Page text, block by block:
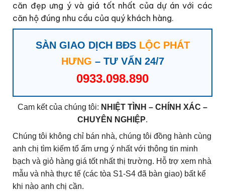
căn đẹp ưng ý và giá tốt nhất của dự án với các
căn hộ đúng nhu cầu của quý khách hàng.
SÀN GIAO DỊCH BĐS LỘC PHÁT
HƯNG – TƯ VẤN 24/7
0933.098.890
Cam kết của chúng tôi: NHIỆT TÌNH – CHÍNH XÁC –
CHUYÊN NGHIỆP.
Chúng tôi không chỉ bán nhà, chúng tôi đồng hành cùng
anh chị tìm kiếm tổ ấm ưng ý nhất với thông tin minh
bạch và giỏ hàng giá tốt nhất thị trường. Hỗ trợ xem nhà
mẫu và nhà thực tế (các tòa S1-S4 đã bàn giao) bất kể
khi nào anh chị cần.